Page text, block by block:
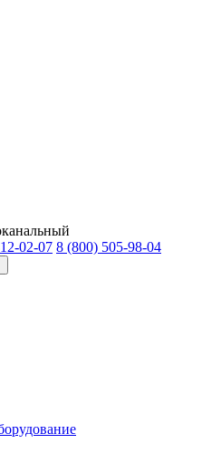
02-07 8 (800) 505-98-04